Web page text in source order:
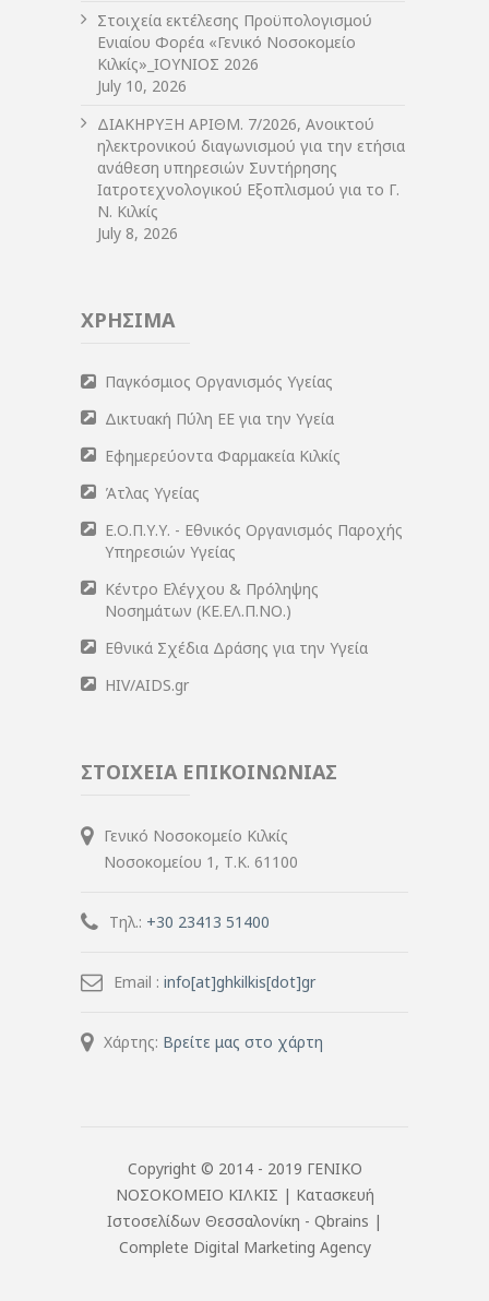
Στοιχεία εκτέλεσης Προϋπολογισμού
Ενιαίου Φορέα «Γενικό Νοσοκομείο
Κιλκίς»_ΙΟΥΝΙΟΣ 2026
July 10, 2026
ΔIΑΚΗΡΥΞΗ ΑΡIΘΜ. 7/2026, Ανοικτού
ηλεκτρονικού διαγωνισμού για την ετήσια
ανάθεση υπηρεσιών Συντήρησης
Ιατροτεχνολογικού Εξοπλισμού για το Γ.
Ν. Κιλκίς
July 8, 2026
ΧΡΗΣΙΜΑ
Παγκόσμιος Οργανισμός Υγείας
Δικτυακή Πύλη ΕΕ για την Υγεία
Εφημερεύοντα Φαρμακεία Κιλκίς
Άτλας Υγείας
Ε.Ο.Π.Υ.Υ. - Εθνικός Οργανισμός Παροχής
Υπηρεσιών Υγείας
Κέντρο Ελέγχου & Πρόληψης
Νοσημάτων (ΚΕ.ΕΛ.Π.ΝΟ.)
Εθνικά Σχέδια Δράσης για την Υγεία
HIV/AIDS.gr
ΣΤΟΙΧΕΙΑ ΕΠΙΚΟΙΝΩΝΙΑΣ
Γενικό Νοσοκομείο Κιλκίς
Νοσοκομείου 1, Τ.Κ. 61100
Τηλ.: +30 23413 51400
Email : info[at]ghkilkis[dot]gr
Χάρτης: Βρείτε μας στο χάρτη
Copyright © 2014 - 2019 ΓΕΝΙΚΟ
ΝΟΣΟΚΟΜΕΙΟ ΚΙΛΚΙΣ | Κατασκευή
Ιστοσελίδων Θεσσαλονίκη - Qbrains |
Complete Digital Marketing Agency